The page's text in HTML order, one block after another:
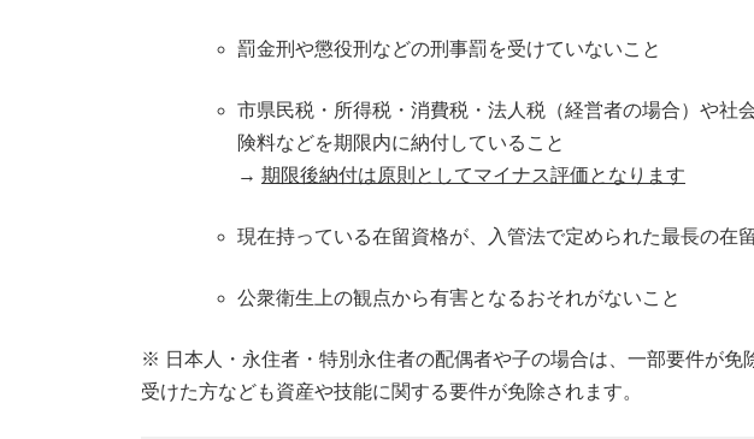
罰金刑や懲役刑などの刑事罰を受けていないこと
市県民税・所得税・消費税・法人税（経営者の場合）や社
険料などを期限内に納付していること
→ 期限後納付は原則としてマイナス評価となります
現在持っている在留資格が、入管法で定められた最長の在
公衆衛生上の観点から有害となるおそれがないこと
※ 日本人・永住者・特別永住者の配偶者や子の場合は、一部要件が免
受けた方なども資産や技能に関する要件が免除されます。